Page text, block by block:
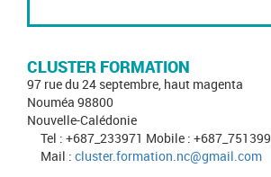
CLUSTER FORMATION
97 rue du 24 septembre, haut magenta
Nouméa 98800
Nouvelle-Calédonie
Tel : +687_233971 Mobile : +687_751399
Mail : cluster.formation.nc@gmail.com